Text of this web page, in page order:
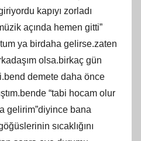
kapıyı zorladı
açında hemen gitti”
ya birdaha gelirse.zaten
olsa.birkaç gün
demete daha önce
“tabi hocam olur
gelirim”diyince bana
sıcaklığını